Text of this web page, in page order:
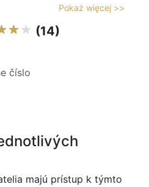
Pokaż więcej >>
(14)
číslo
majú prístup k týmto